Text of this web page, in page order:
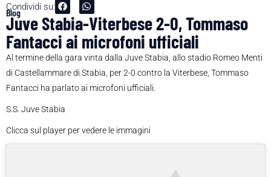
Condividi su:
Blog
Juve Stabia-Viterbese 2-0, Tommaso
Fantacci ai microfoni ufficiali
Al termine della gara vinta dalla Juve Stabia, allo stadio Romeo Menti
di Castellammare di Stabia, per 2-0 contro la Viterbese, Tommaso
Fantacci ha parlato ai microfoni ufficiali.
S.S. Juve Stabia
Clicca sul player per vedere le immagini